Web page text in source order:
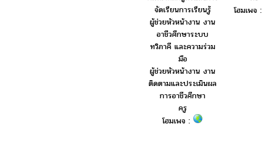
จัดเรียนการเรียนรู้
ผู้ช่วยหัวหน้างาน งาน
อาชีวศึกษาระบบ
ทวิภาคี และความร่วม
มือ
ผู้ช่วยหัวหน้างาน งาน
ติดตามและประเมินผล
การอาชีวศึกษา
ครู
โฮมเพจ :
โฮมเพจ